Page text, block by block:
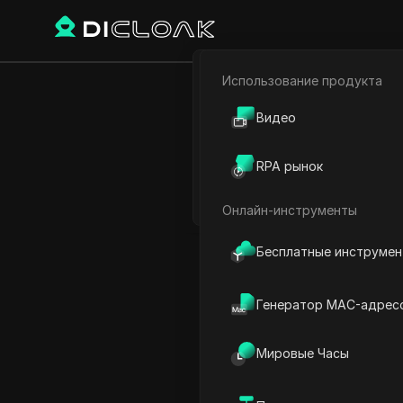
Электронная коммерция
Использование продукта
Видео
RPA рынок
Онлайн-инструменты
Бесплатные
Генератор MAC-
Мировые Часы
Назад
токен
Введение в бесплатные
Текущий рыночный обзор
Перспективные токены